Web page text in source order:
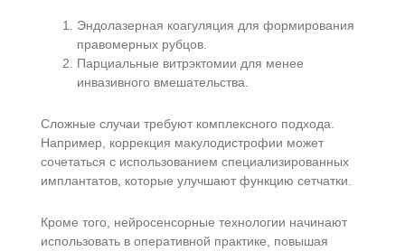
Эндолазерная коагуляция для формирования
правомерных рубцов.
Парциальные витрэктомии для менее
инвазивного вмешательства.
Сложные случаи требуют комплексного подхода.
Например, коррекция макулодистрофии может
сочетаться с использованием специализированных
имплантатов, которые улучшают функцию сетчатки.
Кроме того, нейросенсорные технологии начинают
использовать в оперативной практике, повышая